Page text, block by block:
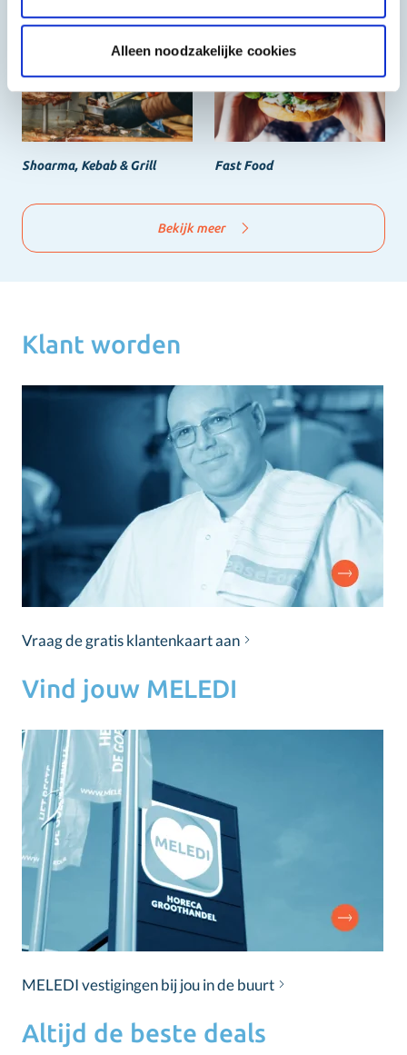
Alleen noodzakelijke cookies
Shoarma, Kebab & Grill Fast Food
Bekijk meer
Klant worden
Vraag de gratis klantenkaart aan
Vind jouw MELEDI
MELEDI vestigingen bij jou in de buurt
Altijd de beste deals